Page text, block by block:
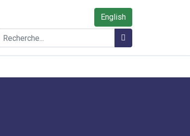
English
Rechercher